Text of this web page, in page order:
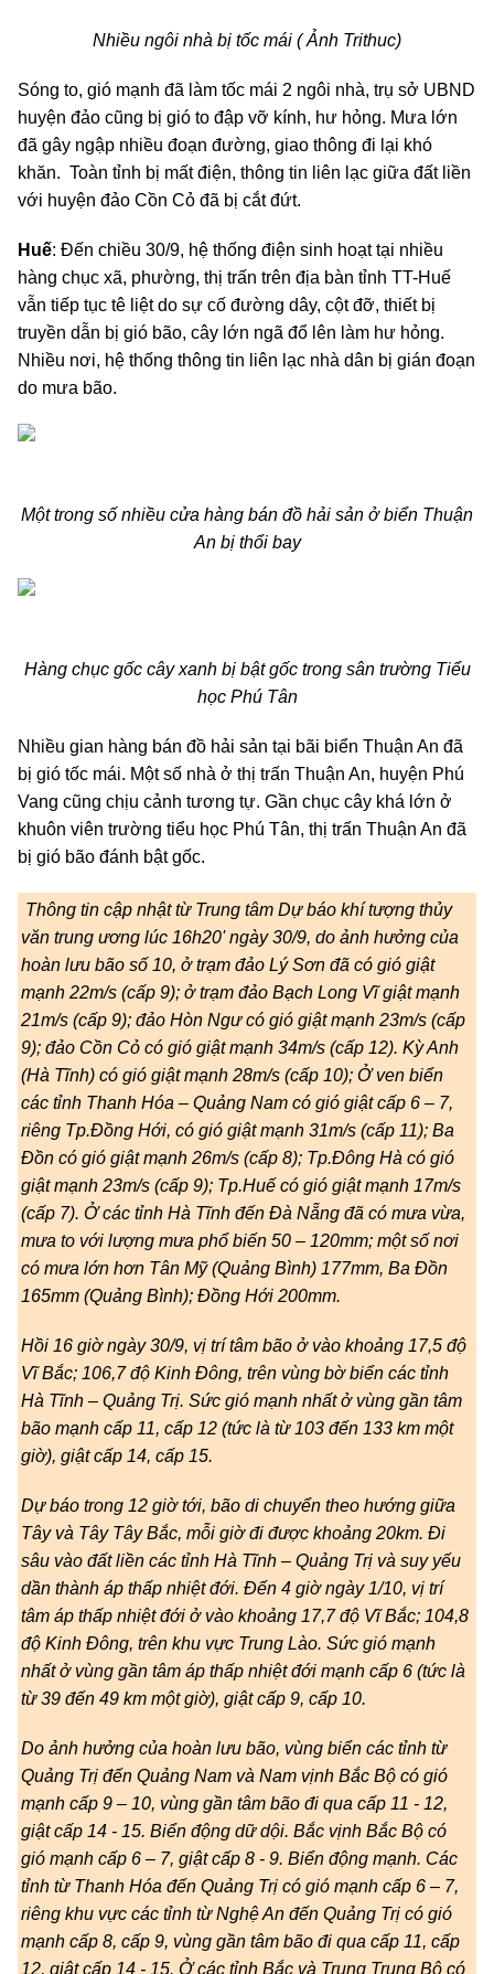
Nhiều ngôi nhà bị tốc mái ( Ảnh Trithuc)
Sóng to, gió mạnh đã làm tốc mái 2 ngôi nhà, trụ sở UBND
huyện đảo cũng bị gió to đập vỡ kính, hư hỏng. Mưa lớn
đã gây ngập nhiều đoạn đường, giao thông đi lại khó
khăn. Toàn tỉnh bị mất điện, thông tin liên lạc giữa đất liền
với huyện đảo Cồn Cỏ đã bị cắt đứt.
Huế: Đến chiều 30/9, hệ thống điện sinh hoạt tại nhiều
hàng chục xã, phường, thị trấn trên địa bàn tỉnh TT-Huế
vẫn tiếp tục tê liệt do sự cố đường dây, cột đỡ, thiết bị
truyền dẫn bị gió bão, cây lớn ngã đổ lên làm hư hỏng.
Nhiều nơi, hệ thống thông tin liên lạc nhà dân bị gián đoạn
do mưa bão.
Một trong số nhiều cửa hàng bán đồ hải sản ở biển Thuận
An bị thổi bay
Hàng chục gốc cây xanh bị bật gốc trong sân trường Tiểu
học Phú Tân
Nhiều gian hàng bán đồ hải sản tại bãi biển Thuận An đã
bị gió tốc mái. Một số nhà ở thị trấn Thuận An, huyện Phú
Vang cũng chịu cảnh tương tự. Gần chục cây khá lớn ở
khuôn viên trường tiểu học Phú Tân, thị trấn Thuận An đã
bị gió bão đánh bật gốc.
Thông tin cập nhật từ Trung tâm Dự báo khí tượng thủy
văn trung ương lúc 16h20' ngày 30/9, do ảnh hưởng của
hoàn lưu bão số 10, ở trạm đảo Lý Sơn đã có gió giật
mạnh 22m/s (cấp 9); ở trạm đảo Bạch Long Vĩ giật mạnh
21m/s (cấp 9); đảo Hòn Ngư có gió giật mạnh 23m/s (cấp
9); đảo Cồn Cỏ có gió giật mạnh 34m/s (cấp 12). Kỳ Anh
(Hà Tĩnh) có gió giật mạnh 28m/s (cấp 10); Ở ven biển
các tỉnh Thanh Hóa – Quảng Nam có gió giật cấp 6 – 7,
riêng Tp.Đồng Hới, có gió giật mạnh 31m/s (cấp 11); Ba
Đồn có gió giật mạnh 26m/s (cấp 8); Tp.Đông Hà có gió
giật mạnh 23m/s (cấp 9); Tp.Huế có gió giật mạnh 17m/s
(cấp 7). Ở các tỉnh Hà Tĩnh đến Đà Nẵng đã có mưa vừa,
mưa to với lượng mưa phổ biến 50 – 120mm; một số nơi
có mưa lớn hơn Tân Mỹ (Quảng Bình) 177mm, Ba Đồn
165mm (Quảng Bình); Đồng Hới 200mm.
Hồi 16 giờ ngày 30/9, vị trí tâm bão ở vào khoảng 17,5 độ
Vĩ Bắc; 106,7 độ Kinh Đông, trên vùng bờ biển các tỉnh
Hà Tĩnh – Quảng Trị. Sức gió mạnh nhất ở vùng gần tâm
bão mạnh cấp 11, cấp 12 (tức là từ 103 đến 133 km một
giờ), giật cấp 14, cấp 15.
Dự báo trong 12 giờ tới, bão di chuyển theo hướng giữa
Tây và Tây Tây Bắc, mỗi giờ đi được khoảng 20km. Đi
sâu vào đất liền các tỉnh Hà Tĩnh – Quảng Trị và suy yếu
dần thành áp thấp nhiệt đới. Đến 4 giờ ngày 1/10, vị trí
tâm áp thấp nhiệt đới ở vào khoảng 17,7 độ Vĩ Bắc; 104,8
độ Kinh Đông, trên khu vực Trung Lào. Sức gió mạnh
nhất ở vùng gần tâm áp thấp nhiệt đới mạnh cấp 6 (tức là
từ 39 đến 49 km một giờ), giật cấp 9, cấp 10.
Do ảnh hưởng của hoàn lưu bão, vùng biển các tỉnh từ
Quảng Trị đến Quảng Nam và Nam vịnh Bắc Bộ có gió
mạnh cấp 9 – 10, vùng gần tâm bão đi qua cấp 11 - 12,
giật cấp 14 - 15. Biển động dữ dội. Bắc vịnh Bắc Bộ có
gió mạnh cấp 6 – 7, giật cấp 8 - 9. Biển động mạnh. Các
tỉnh từ Thanh Hóa đến Quảng Trị có gió mạnh cấp 6 – 7,
riêng khu vực các tỉnh từ Nghệ An đến Quảng Trị có gió
mạnh cấp 8, cấp 9, vùng gần tâm bão đi qua cấp 11, cấp
12, giật cấp 14 - 15. Ở các tỉnh Bắc và Trung Trung Bộ có